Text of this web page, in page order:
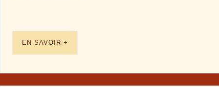
EN SAVOIR +